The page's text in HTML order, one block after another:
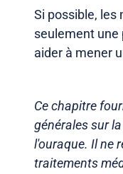
Si possible,
seulement une
aider à mener
Ce chapitre
générales sur
l'ouraque. Il ne
traitements